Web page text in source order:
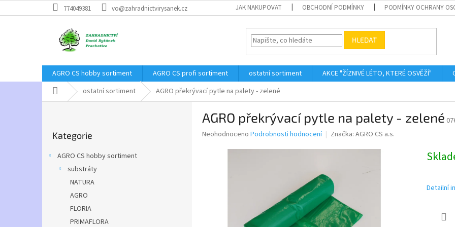
na
774049381 vo@zahradnictvirysanek.cz JAK NAKUPOVAT OBCHODNÍ PODMÍNKY PODMÍNKY OCHRANY
HLEDAT
AGRO CS hobby sortiment AGRO CS profi sortiment ostatní sortiment AKCE "ŽÍZNIVÉ LÉTO, KTERÉ OSVĚŽÍ"
Domů ostatní sortiment AGRO překrývací pytle na palety - zelené
kategorie
Kategorie
AGRO CS hobby sortiment
substráty
NATURA
AGRO
FLORIA
PRIMAFLORA
AGRO překrývací pytle na palety - zelené
Průměrné
Neohodnoceno Podrobnosti hodnocení Značka: AGRO CS a.s.
Detailní